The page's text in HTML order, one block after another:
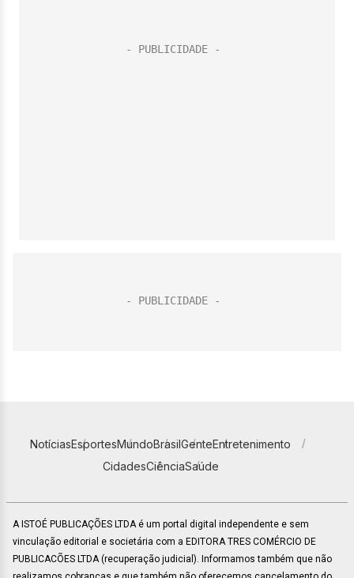
NotíciasEsportesMundoBrasilGenteEntretenimento
CidadesCiênciaSaúde
A ISTOÉ PUBLICAÇÕES LTDA é um portal digital independente e sem
vinculação editorial e societária com a EDITORA TRES COMÉRCIO DE
PUBLICACÕES LTDA (recuperação judicial). Informamos também que não